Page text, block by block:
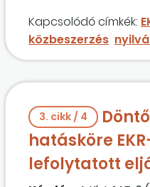
rendszerben? Milyen
szerződések, ill. azok
közzétételét illetően,
a) a közbeszerzési
szakaszában egyedi
vagy ha
b) a
szakaszában
Kapcsolódó címkék:
közbeszerzés
3. cikk / 4
hatásköre
lefolytatott